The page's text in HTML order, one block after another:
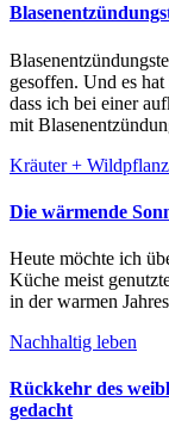
Blasenentzündungstee habe ich dieses Wochenende literweise
gesoffen. Und es
dass ich bei einer
mit
Kräuter +
Die wärmende
Heute möchte ich über Rosmarin, eines meiner liebsten und in der
Küche meist
in der warmen
Nachhaltig leben
Rückkehr des
gedacht